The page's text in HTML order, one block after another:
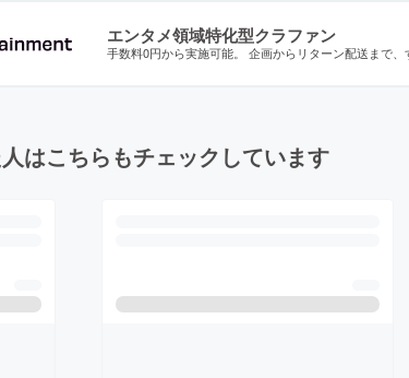
エンタメ領域特化型クラファン
手数料0円から実施可能。 企画からリターン配送まで、
はこちらもチェックしています